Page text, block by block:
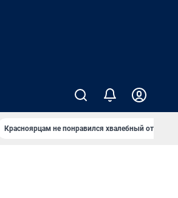
Красноярцам не понравился хвалебный отзыв о